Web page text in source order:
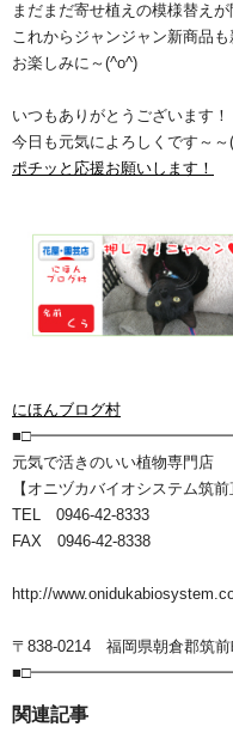
まだまだ寄せ植えの模様替え
これからジャンジャン新商品
お楽しみに～(^o^)
いつもありがとうございます！
今日も元気によろしくです～～
ポチッと応援お願いします！
にほんブログ村
元気で活きのいい植物専門店
【オニヅカバイオシステム筑前
TEL 0946-42-8333
FAX 0946-42-8338
http://
〒838-0214 福岡県朝倉郡筑前
関連記事